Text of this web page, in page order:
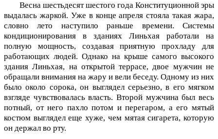
Весна шестьдесят шестого года Конституционной эры
выдалась жаркой. Уже в конце апреля стояла такая жара,
словно лето наступило раньше времени. Системы
кондиционирования в зданиях Линьхая работали на
полную мощность, создавая приятную прохладу для
работающих людей. Однако на крыше самого высокого
здания Линьхая, на открытой террасе, двое мужчин не
обращали внимания на жару и вели беседу. Одному из них
было около сорока, он выглядел серьезно, в его мягком
взгляде чувствовалась власть. Второй мужчина был весь
потный, от него пахло потом и перегаром, а его мятый
костюм выглядел еще хуже, чем мятая сигарета, которую
он держал во рту.